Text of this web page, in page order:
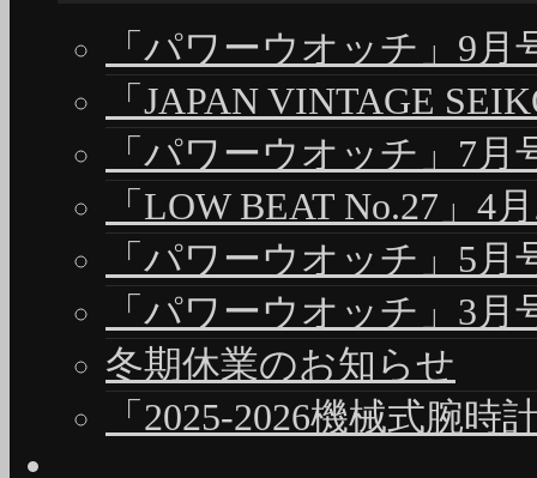
「パワーウオッチ」9月
「JAPAN VINTAGE
「パワーウオッチ」7月
「LOW BEAT No.27」4
「パワーウオッチ」5月
「パワーウオッチ」3月
冬期休業のお知らせ
「2025-2026機械式腕時